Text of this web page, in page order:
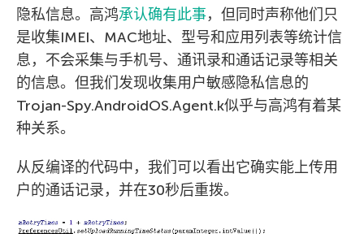
隐私信息。高鸿承认确有此事，但同时声称他们只
是收集IMEI、MAC地址、型号和应用列表等统计信
息，不会采集与手机号、通讯录和通话记录等相关
的信息。但我们发现收集用户敏感隐私信息的
Trojan-Spy.AndroidOS.Agent.k似乎与高鸿有着某
种关系。
从反编译的代码中，我们可以看出它确实能上传用
户的通话记录，并在30秒后重拨。